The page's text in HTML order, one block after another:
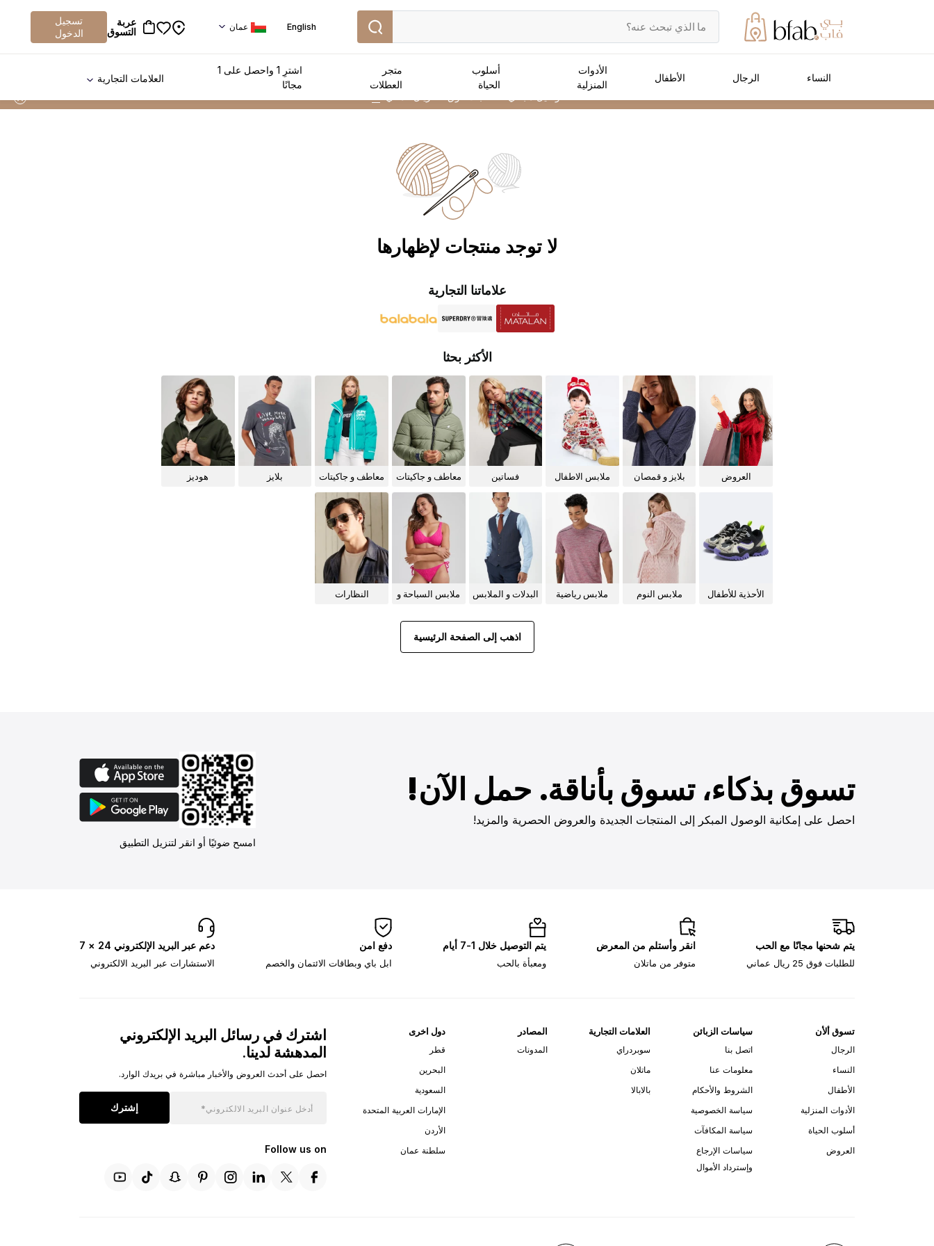
English عمان
عربة
التسوق
تسجيل
الدخول
النساء الرجال الأطفال
الأدوات
المنزلية
أسلوب
الحياة
متجر
العطلات
اشترِ 1 واحصل على 1
مجانًا
العلامات التجارية
لا توجد منتجات لإظهارها
علاماتنا التجارية
الأكثر بحثا
العروض
بلايز و قمصان
ملابس الاطفال فساتين
معاطف و جاكيتات
معاطف و جاكيتات
بلايز هوديز
الأحذية للأطفال
ملابس النوم
ملابس رياضية
البدلات و الملابس
ملابس السباحة و
النظارات
اذهب إلى الصفحة الرئيسية
تسوق بذكاء، تسوق بأناقة. حمل الآن!
احصل على إمكانية الوصول المبكر إلى المنتجات الجديدة والعروض الحصرية والمزيد!
امسح ضوئيًا أو انقر لتنزيل التطبيق
يتم شحنها مجانًا مع الحب
للطلبات فوق 25 ريال عماني
انقر وأستلم من المعرض
متوفر من ماتلان
يتم التوصيل خلال 1-7 أيام
ومعبأة بالحب
دفع امن
ابل باي وبطاقات الائتمان والخصم
دعم عبر البريد الإلكتروني 24 × 7
الاستشارات عبر البريد الالكتروني
تسوق ألأن
الرجال
النساء
الأطفال
الأدوات المنزلية
أسلوب الحياة
العروض
سياسات الزبائن
اتصل بنا
معلومات عنا
الشروط والأحكام
سياسة الخصوصية
سياسة المكافآت
سياسات الإرجاع
وإسترداد الأموال
العلامات التجارية
سوبردراي
ماتلان
بالابالا
المصادر
المدونات
دول اخرى
قطر
البحرين
السعودية
الإمارات العربية المتحدة
الأردن
سلطنة عمان
اشترك في رسائل البريد الإلكتروني
المدهشة لدينا.
احصل على أحدث العروض والأخبار مباشرة في بريدك الوارد.
إشترك
Follow us on